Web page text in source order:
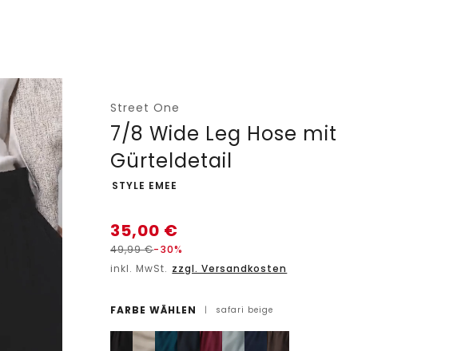
Street One
7/8 Wide Leg Hose mit
Gürteldetail
-
STYLE EMEE
35,00 €
49,99€-30%
inkl. MwSt. zzgl. Versandkosten
FARBE WÄHLEN | safari beige